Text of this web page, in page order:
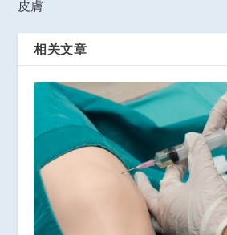
皮膚
相关文章